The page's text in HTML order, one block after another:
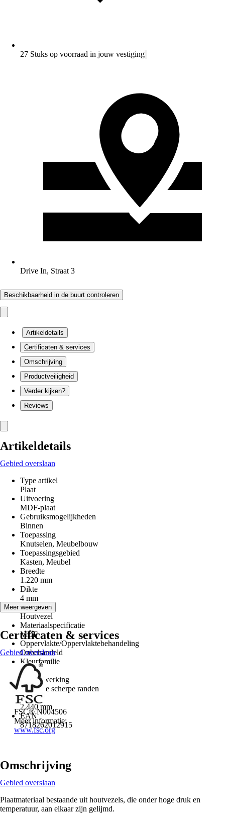
27 Stuks op voorraad in jouw vestiging
Drive In, Straat 3
Beschikbaarheid in de buurt controleren
Artikeldetails
Certificaten & services
Omschrijving
Productveiligheid
Verder kijken?
Reviews
Artikeldetails
Gebied overslaan
Type artikel
Plaat
Uitvoering
MDF-plaat
Gebruiksmogelijkheden
Binnen
Toepassing
Knutselen, Meubelbouw
Toepassingsgebied
Kasten, Meubel
Breedte
1.220 mm
Dikte
4 mm
Materiaal
Houtvezel
Materiaalspecificatie
MDF
Oppervlakte/Oppervlaktebehandeling
Onbehandeld
Kleurfamilie
Hout
Randafwerking
4-Zijdige scherpe randen
Lengte
2.440 mm
EAN
8718262012915
Meer weergeven
Certificaten & services
Gebied overslaan
FSC® N004506
Meer informatie:
www.fsc.org
Omschrijving
Gebied overslaan
Plaatmateriaal bestaande uit houtvezels, die onder hoge druk en
temperatuur, aan elkaar zijn gelijmd.